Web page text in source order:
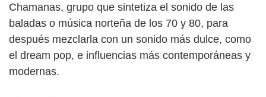
Chamanas, grupo que sintetiza el sonido de las
baladas o música norteña de los 70 y 80, para
después mezclarla con un sonido más dulce, como
el dream pop, e influencias más contemporáneas y
modernas.